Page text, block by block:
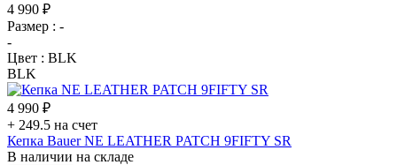
4 990 ₽
Размер : -
-
Цвет : BLK
BLK
4 990 ₽
+ 249.5 на счет
Кепка Bauer NE LEATHER PATCH 9FIFTY SR
В наличии на складе